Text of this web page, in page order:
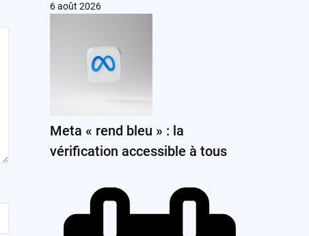
6 août 2026
Meta « rend bleu » : la
vérification accessible à tous